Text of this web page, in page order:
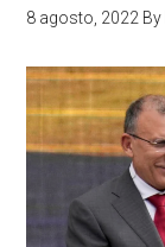
8 agosto, 2022 By